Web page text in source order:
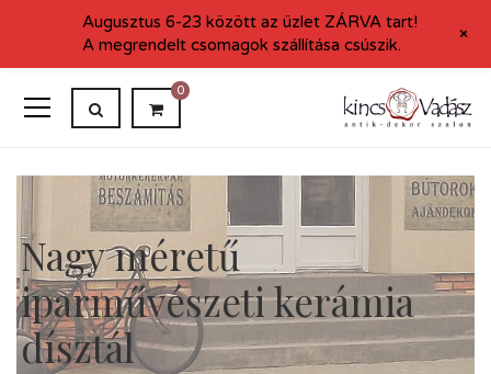
0
Nagy méretű
iparművészeti kerámia
dísztál
Augusztus 6-23 között az üzlet ZÁRVA tart!
A megrendelt csomagok szállítása csúszik.
+